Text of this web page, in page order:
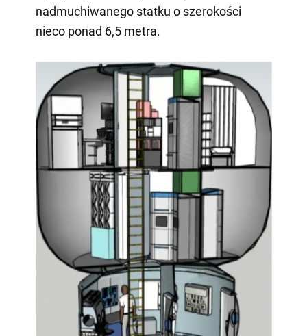
nadmuchiwanego statku o szerokości
nieco ponad 6,5 metra.